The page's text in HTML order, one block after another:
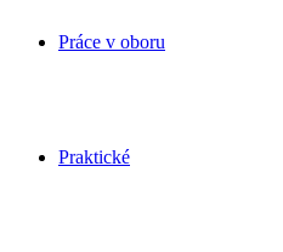
Práce v oboru
Praktické